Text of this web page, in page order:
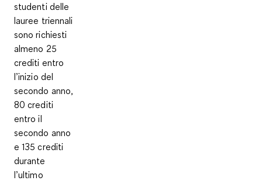
studenti delle
lauree triennali
sono richiesti
almeno 25
crediti entro
l’inizio del
secondo anno,
80 crediti
entro il
secondo anno
e 135 crediti
durante
l’ultimo